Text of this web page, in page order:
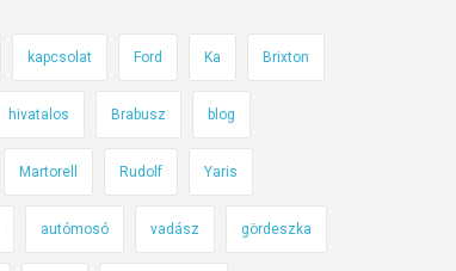
kapcsolat Ford Ka Brixton
hivatalos Brabusz blog
Martorell Rudolf Yaris
autómosó vadász gördeszka